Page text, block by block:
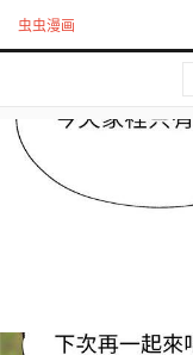
虫虫漫画